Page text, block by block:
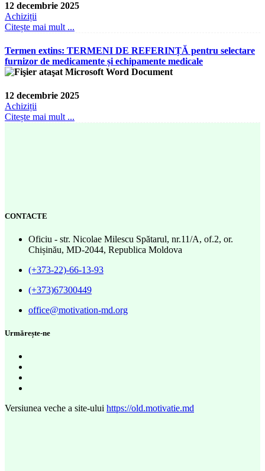
12 decembrie 2025
Achiziții
Citește mai mult ...
Termen extins: TERMENI DE REFERINȚĂ pentru selectare
furnizor de medicamente și echipamente medicale
12 decembrie 2025
Achiziții
Citește mai mult ...
CONTACTE
Oficiu - str. Nicolae Milescu Spătarul, nr.11/A, of.2, or.
Chișinău, MD-2044, Republica Moldova
(+373-22)-66-13-93
(+373)67300449
office@motivation-md.org
Urmărește-ne
Versiunea veche a site-ului https://old.motivatie.md